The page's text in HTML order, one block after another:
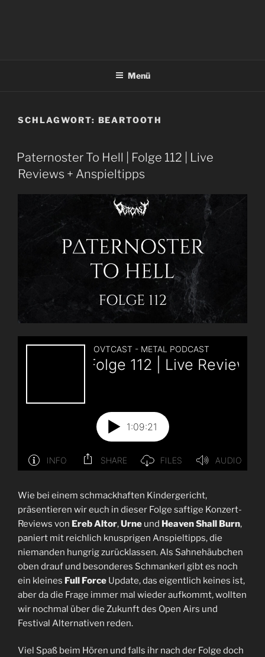
Menü
SCHLAGWORT: BEARTOOTH
Paternoster To Hell | Folge 112 | Live
Reviews + Anspieltipps
Wie bei einem schmackhaften Kindergericht,
präsentieren wir euch in dieser Folge saftige Konzert-
Reviews von Ereb Altor,Urne und Heaven Shall Burn,
paniert mit reichlich knusprigen Anspieltipps, die
niemanden hungrig zurücklassen. Als Sahnehäubchen
oben drauf und besonderes Schmankerl gibt es noch
ein kleines Full Force Update, das eigentlich keines ist,
aber da die Frage immer mal wieder aufkommt, wollten
wir nochmal über die Zukunft des Open Airs und
Festival Alternativen reden.
Viel Spaß beim Hören und falls ihr nach der Folge doch